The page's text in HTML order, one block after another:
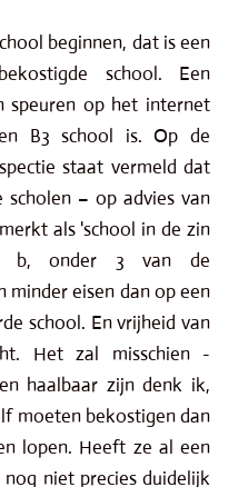
beginnen, dat is een
school. Een
speuren op het internet
B3 school is. Op de
staat vermeld dat
scholen – op advies van
als 'school in de zin
b, onder 3 van de
minder eisen dan op een
school. En vrijheid van
Het zal misschien -
haalbaar zijn denk ik,
moeten bekostigen dan
lopen. Heeft ze al een
niet precies duidelijk